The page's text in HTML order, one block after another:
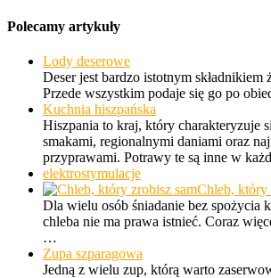
Polecamy artykuły
Lody deserowe
Deser jest bardzo istotnym składnikiem
Przede wszystkim podaje się go po
Kuchnia hiszpańska
Hiszpania to kraj, który charakteryzuje
smakami, regionalnymi daniami oraz
przyprawami. Potrawy te są inne w
elektrostymulacje
Chleb, który
Dla wielu osób śniadanie bez spożycia
chleba nie ma prawa istnieć. Coraz
…
Zupa szparagowa
Jedną z wielu zup, którą warto